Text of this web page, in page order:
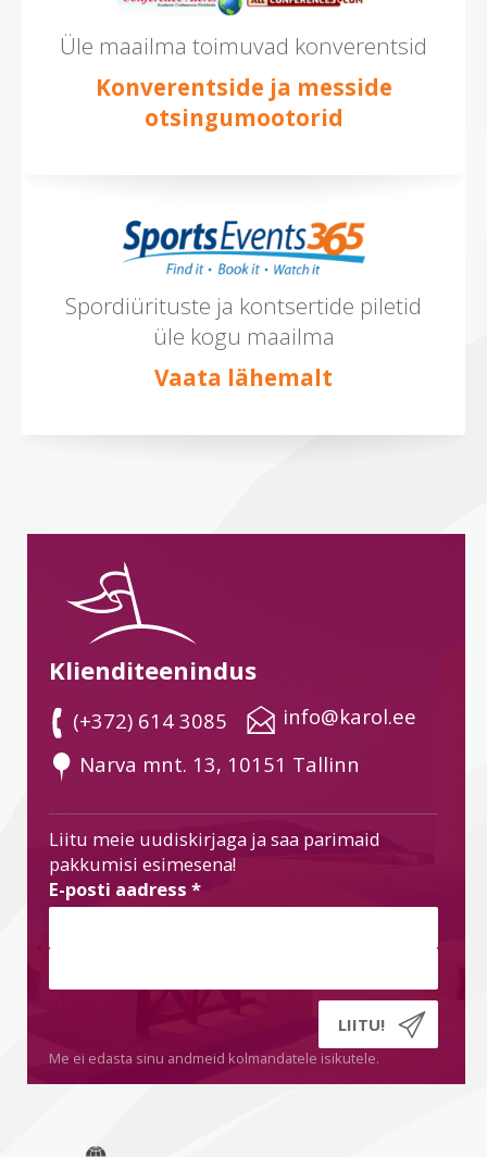
Üle maailma toimuvad konverentsid
Konverentside ja messide
otsingumootorid
Spordiürituste ja kontsertide piletid
üle kogu maailma
Vaata lähemalt
Klienditeenindus
(+372) 614 3085
info@karol.ee
Narva mnt. 13, 10151 Tallinn
Liitu meie uudiskirjaga ja saa parimaid
pakkumisi esimesena!
E-posti aadress *
Me ei edasta sinu andmeid kolmandatele isikutele.